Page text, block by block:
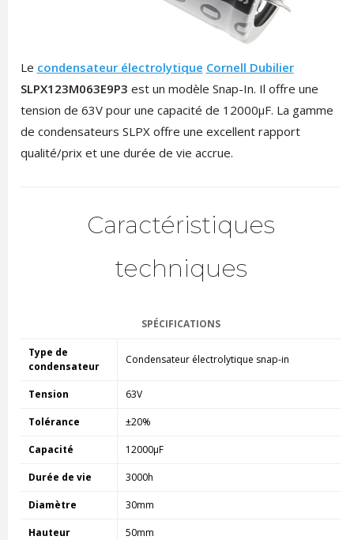
Le condensateur électrolytique Cornell Dubilier
SLPX123M063E9P3 est un modèle Snap-In. Il offre une
tension de 63V pour une capacité de 12000µF. La gamme
de condensateurs SLPX offre une excellent rapport
qualité/prix et une durée de vie accrue.
Caractéristiques
techniques
SPÉCIFICATIONS
Type de
condensateur
Condensateur électrolytique snap-in
Tension 63V
Tolérance ±20%
Capacité 12000µF
Durée de vie 3000h
Diamètre 30mm
Hauteur 50mm